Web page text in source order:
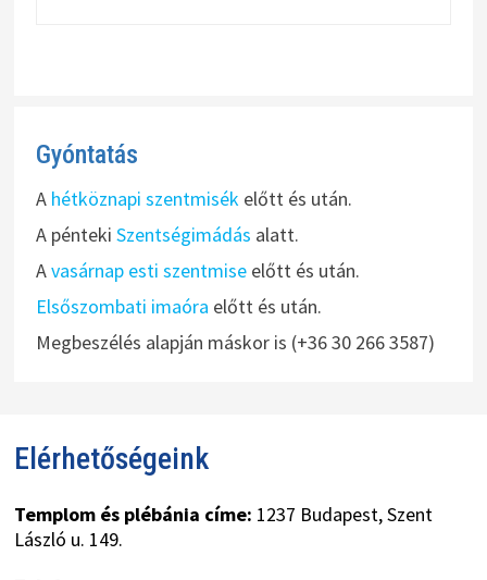
Gyóntatás
A hétköznapi szentmisékelőtt és után.
A pénteki Szentségimádás alatt.
Avasárnap esti szentmiseelőtt és után.
Elsőszombati imaóra előtt és után.
Megbeszélés alapján máskor is (+36 30 266 3587)
Elérhetőségeink
Templom és plébánia címe: 1237 Budapest, Szent
László u. 149.